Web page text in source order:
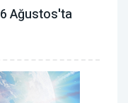
Ağustos'ta